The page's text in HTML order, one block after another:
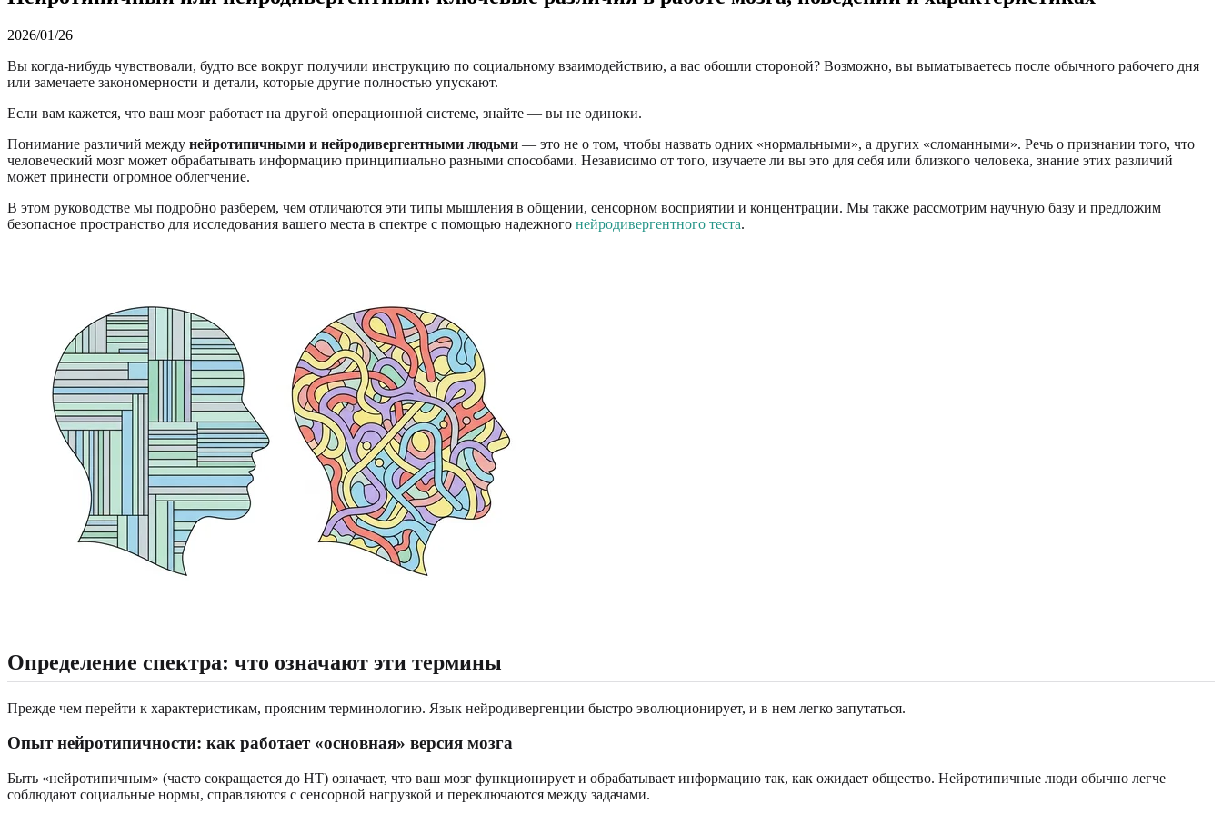
2026/01/26
Вы когда-нибудь чувствовали, будто все вокруг получили инструкцию по социальному взаимодействию, а вас обошли стороной? Возможно, вы выматываетесь после обычного рабочего дня
или замечаете закономерности и детали, которые другие полностью упускают.
Если вам кажется, что ваш мозг работает на другой операционной системе, знайте — вы не одиноки.
Понимание различий между нейротипичными и нейродивергентными людьми — это не о том, чтобы назвать одних «нормальными», а других «сломанными». Речь о признании того, что
человеческий мозг может обрабатывать информацию принципиально разными способами. Независимо от того, изучаете ли вы это для себя или близкого человека, знание этих различий
может принести огромное облегчение.
В этом руководстве мы подробно разберем, чем отличаются эти типы мышления в общении, сенсорном восприятии и концентрации. Мы также рассмотрим научную базу и предложим
безопасное пространство для исследования вашего места в спектре с помощью надежного нейродивергентного теста.
Определение спектра: что означают эти термины
Прежде чем перейти к характеристикам, проясним терминологию. Язык нейродивергенции быстро эволюционирует, и в нем легко запутаться.
Опыт нейротипичности: как работает «основная» версия мозга
Быть «нейротипичным» (часто сокращается до НТ) означает, что ваш мозг функционирует и обрабатывает информацию так, как ожидает общество. Нейротипичные люди обычно легче
соблюдают социальные нормы, справляются с сенсорной нагрузкой и переключаются между задачами.